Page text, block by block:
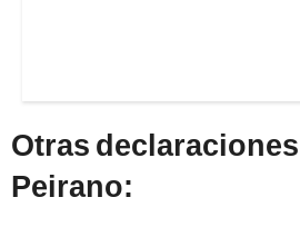
Otras
Peirano: